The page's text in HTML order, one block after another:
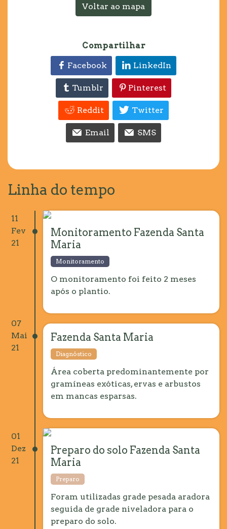
Voltar ao mapa
Compartilhar
Facebook LinkedIn
Tumblr Pinterest
Reddit Twitter
Email SMS
Linha do tempo
11
Fev
21
Monitoramento Fazenda Santa
Maria
Monitoramento
O monitoramento foi feito 2 meses
após o plantio.
07
Mai
21
Fazenda Santa Maria
Diagnóstico
Área coberta predominantemente por
gramíneas exóticas, ervas e arbustos
em mancas esparsas.
01
Dez
21
Preparo do solo Fazenda Santa
Maria
Preparo
Foram utilizadas grade pesada aradora
seguida de grade niveladora para o
preparo do solo.